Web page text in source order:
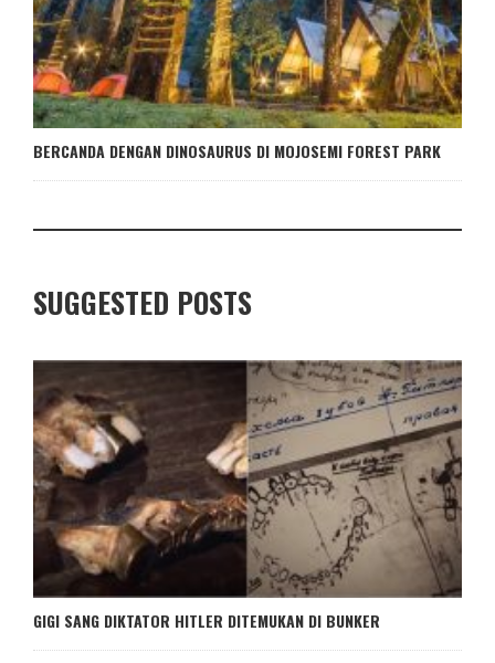
BERCANDA DENGAN DINOSAURUS DI MOJOSEMI FOREST PARK
SUGGESTED POSTS
GIGI SANG DIKTATOR HITLER DITEMUKAN DI BUNKER